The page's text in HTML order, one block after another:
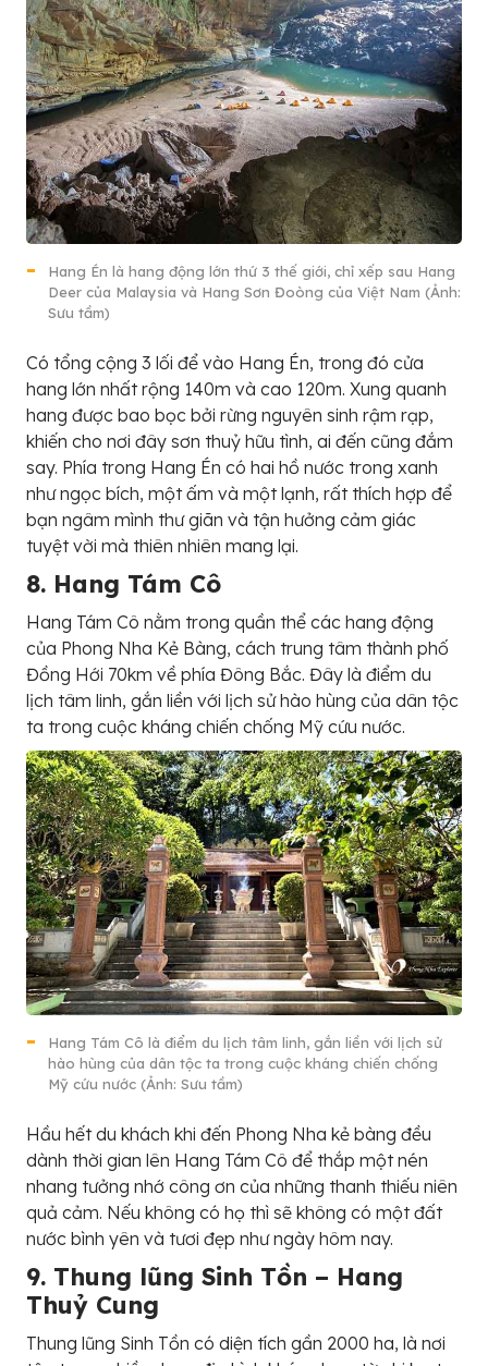
Hang Én là hang động lớn thứ 3 thế giới, chỉ xếp sau Hang
Deer của Malaysia và Hang Sơn Đoòng của Việt Nam (Ảnh:
Sưu tầm)
Có tổng cộng 3 lối để vào Hang Én, trong đó cửa
hang lớn nhất rộng 140m và cao 120m. Xung quanh
hang được bao bọc bởi rừng nguyên sinh rậm rạp,
khiến cho nơi đây sơn thuỷ hữu tình, ai đến cũng đắm
say. Phía trong Hang Én có hai hồ nước trong xanh
như ngọc bích, một ấm và một lạnh, rất thích hợp để
bạn ngâm mình thư giãn và tận hưởng cảm giác
tuyệt vời mà thiên nhiên mang lại.
8. Hang Tám Cô
Hang Tám Cô nằm trong quần thể các hang động
của Phong Nha Kẻ Bàng, cách trung tâm thành phố
Đồng Hới 70km về phía Đông Bắc. Đây là điểm du
lịch tâm linh, gắn liền với lịch sử hào hùng của dân tộc
ta trong cuộc kháng chiến chống Mỹ cứu nước.
Hang Tám Cô là điểm du lịch tâm linh, gắn liền với lịch sử
hào hùng của dân tộc ta trong cuộc kháng chiến chống
Mỹ cứu nước (Ảnh: Sưu tầm)
Hầu hết du khách khi đến Phong Nha kẻ bàng đều
dành thời gian lên Hang Tám Cô để thắp một nén
nhang tưởng nhớ công ơn của những thanh thiếu niên
quả cảm. Nếu không có họ thì sẽ không có một đất
nước bình yên và tươi đẹp như ngày hôm nay.
9. Thung lũng Sinh Tồn – Hang
Thuỷ Cung
Thung lũng Sinh Tồn có diện tích gần 2000 ha, là nơi